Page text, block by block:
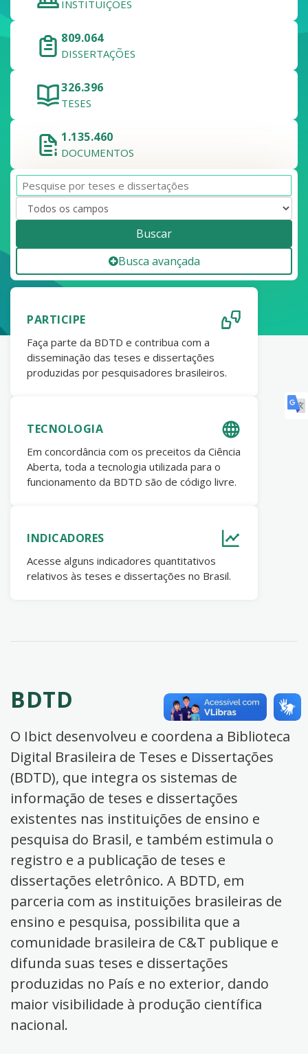
INSTITUIÇÕES
809.064
DISSERTAÇÕES
326.396
TESES
1.135.460
DOCUMENTOS
Buscar
Busca avançada
PARTICIPE
Faça parte da BDTD e contribua com a
disseminação das teses e dissertações
produzidas por pesquisadores brasileiros.
TECNOLOGIA
Em concordância com os preceitos da Ciência
Aberta, toda a tecnologia utilizada para o
funcionamento da BDTD são de código livre.
INDICADORES
Acesse alguns indicadores quantitativos
relativos às teses e dissertações no Brasil.
BDTD
O Ibict desenvolveu e coordena a Biblioteca
Digital Brasileira de Teses e Dissertações
(BDTD), que integra os sistemas de
informação de teses e dissertações
existentes nas instituições de ensino e
pesquisa do Brasil, e também estimula o
registro e a publicação de teses e
dissertações eletrônico. A BDTD, em
parceria com as instituições brasileiras de
ensino e pesquisa, possibilita que a
comunidade brasileira de C&T publique e
difunda suas teses e dissertações
produzidas no País e no exterior, dando
maior visibilidade à produção científica
nacional.